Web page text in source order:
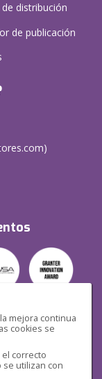
mejora continua
cookies se
correcto
utilizan con
distribución
de publicación
)